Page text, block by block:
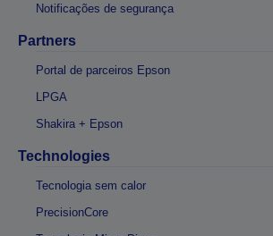
Notificações de segurança
Partners
Portal de parceiros Epson
LPGA
Shakira + Epson
Technologies
Tecnologia sem calor
PrecisionCore